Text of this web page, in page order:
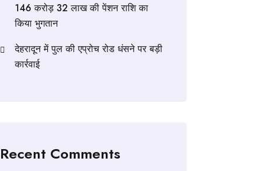
146 करोड़ 32 लाख की पेंशन राशि का
किया भुगतान
देहरादून में पुल की एप्रोच रोड धंसने पर बड़ी
कार्रवाई
Recent Comments